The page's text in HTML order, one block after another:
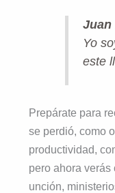
Juan
Yo
este
Prepárate para
se perdió, como
productividad,
pero ahora
unción,